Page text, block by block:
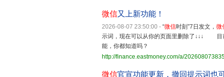
微信又上新功能！
2026-08-07 23:50:00 - “微信时刻”7日发文， 微
示词，现在可以从你的页面里删除了↓↓↓ 目
能，你都知道吗？
http://finance.eastmoney.com/a/
微信官宣功能更新，撤回提示词也